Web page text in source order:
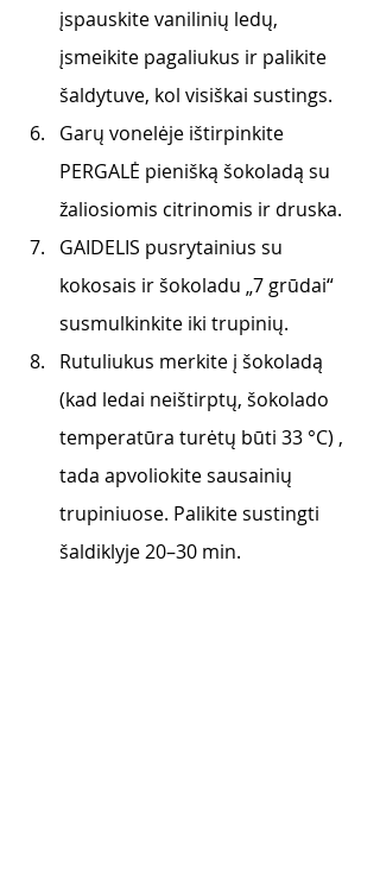
įspauskite vanilinių ledų,
įsmeikite pagaliukus ir palikite
šaldytuve, kol visiškai sustings.
Garų vonelėje ištirpinkite
PERGALĖ pienišką šokoladą su
žaliosiomis citrinomis ir druska.
GAIDELIS pusrytainius su
kokosais ir šokoladu „7 grūdai“
susmulkinkite iki trupinių.
Rutuliukus merkite į šokoladą
(kad ledai neištirptų, šokolado
temperatūra turėtų būti 33 °C) ,
tada apvoliokite sausainių
trupiniuose. Palikite sustingti
šaldiklyje 20–30 min.